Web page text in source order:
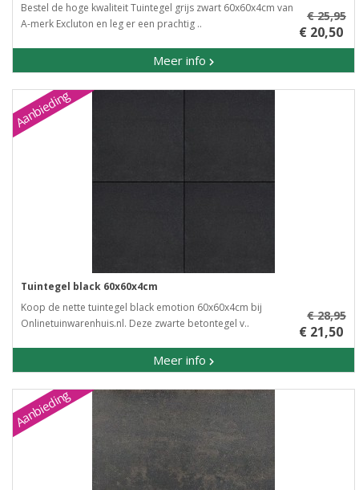
Bestel de hoge kwaliteit Tuintegel grijs zwart 60x60x4cm van
A-merk Excluton en leg er een prachtig ..
Meer info
€ 25,95
€ 20,50
Aanbieding
Tuintegel black 60x60x4cm
Koop de nette tuintegel black emotion 60x60x4cm bij
Onlinetuinwarenhuis.nl. Deze zwarte betontegel v..
Meer info
€ 28,95
€ 21,50
Aanbieding